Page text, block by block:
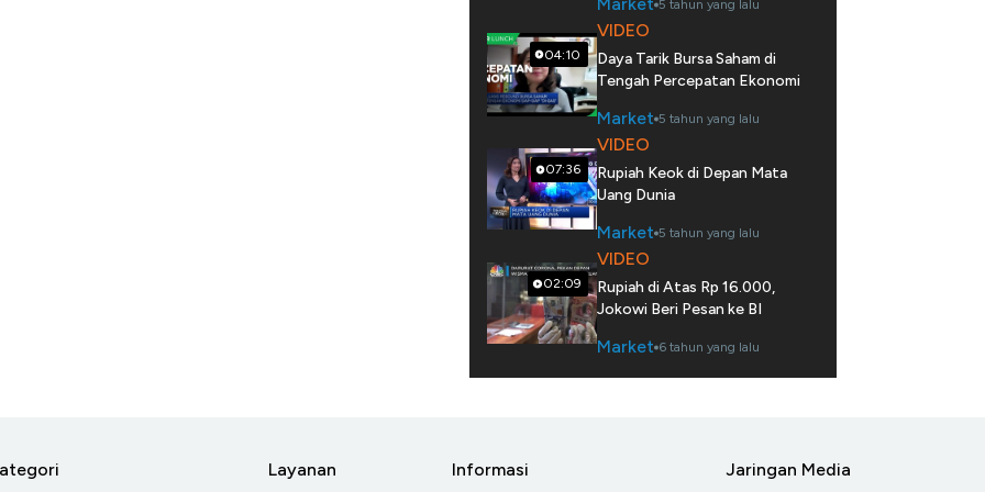
5 tahun yang lalu
04:10
VIDEO
Daya Tarik Bursa Saham di
Tengah Percepatan Ekonomi
Market 5 tahun yang lalu
07:36
VIDEO
Rupiah Keok di Depan Mata
Uang Dunia
Market 5 tahun yang lalu
02:09
VIDEO
Rupiah di Atas Rp 16.000,
Jokowi Beri Pesan ke BI
Market 6 tahun yang lalu
Layanan Informasi Jaringan Media